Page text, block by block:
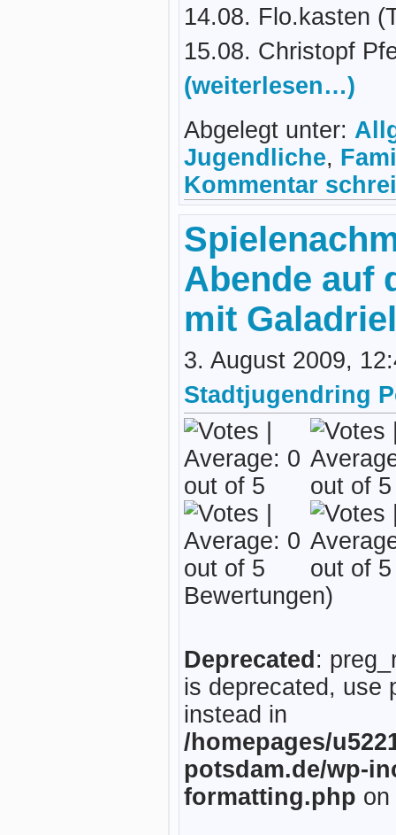
14.08. Flo.kasten
15.08. Christopf
(weiterlesen…)
Abgelegt unter:
Jugendliche,
Kommentar
Abende auf
mit
3. August 2009,
Stadtjugendring
Bewertungen)
Deprecated :
is deprecated, use
instead in
/homepages/
potsdam.de/wp-
formatting.php